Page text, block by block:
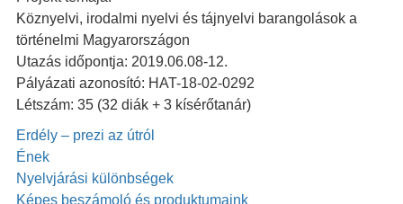
Köznyelvi, irodalmi nyelvi és tájnyelvi barangolások a
történelmi Magyarországon
Utazás időpontja: 2019.06.08-12.
Pályázati azonosító: HAT-18-02-0292
Létszám: 35 (32 diák + 3 kísérőtanár)
Erdély – prezi az útról
Ének
Nyelvjárási különbségek
Képes beszámoló és produktumaink